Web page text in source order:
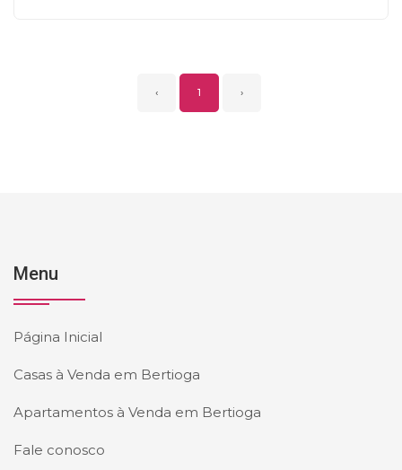
‹ 1 ›
Menu
Página Inicial
Casas à Venda em Bertioga
Apartamentos à Venda em Bertioga
Fale conosco